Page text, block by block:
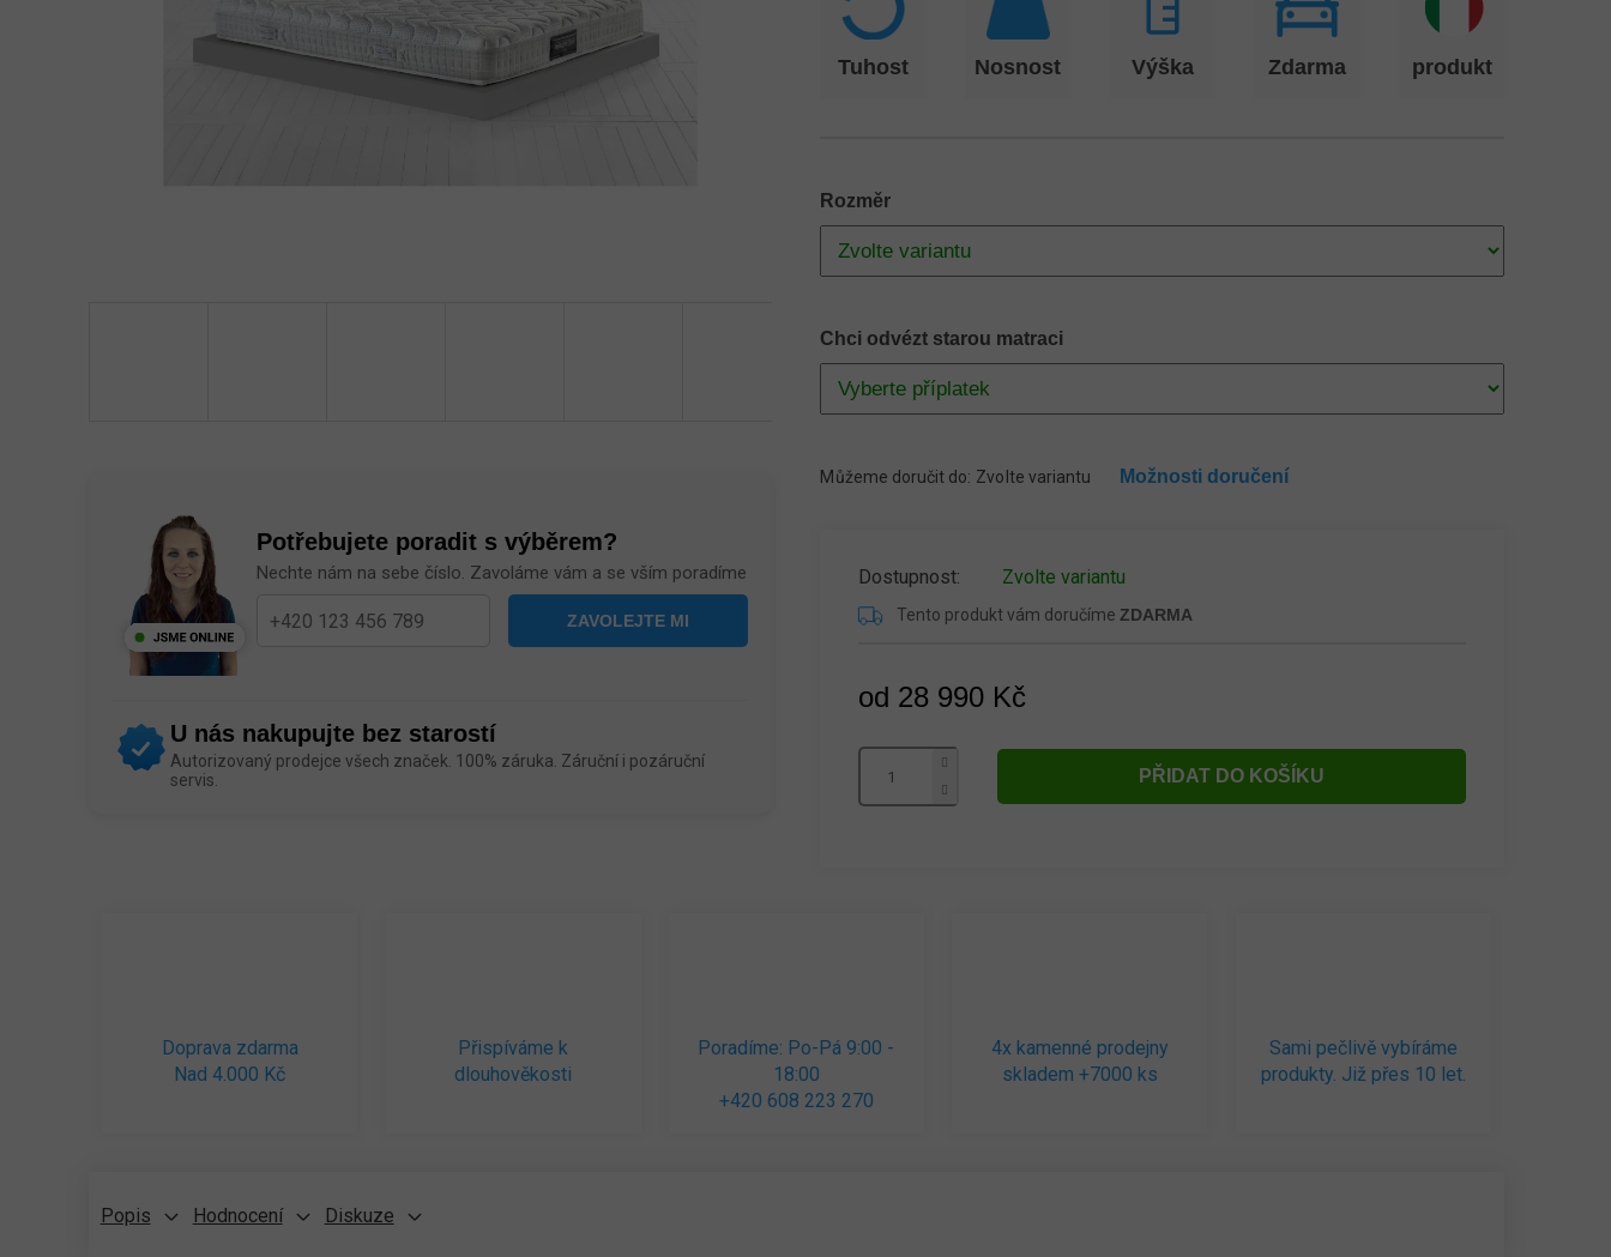
Potřebujete poradit s výběrem?
Nechte nám na sebe číslo. Zavoláme vám a se vším poradíme
U nás nakupujte bez starostí
Autorizovaný prodejce všech značek. 100% záruka. Záruční i pozáruční
servis.
od 28 990 Kč
Zvolte variantu
Tento produkt vám doručímeZDARMA
PŘIDAT DO KOŠÍKU
Rozměr
Chci odvézt starou matraci
Můžeme doručit do: Zvolte variantu Možnosti doručení
Tuhost Nosnost Výška Zdarma produkt
Doprava zdarma
Nad 4.000 Kč
Přispíváme k
dlouhověkosti
Poradíme: Po-Pá 9:00 -
18:00
+420 608 223 270
4x kamenné prodejny
skladem +7000 ks
Sami pečlivě vybíráme
produkty. Již přes 10 let.
Popis Hodnocení Diskuze